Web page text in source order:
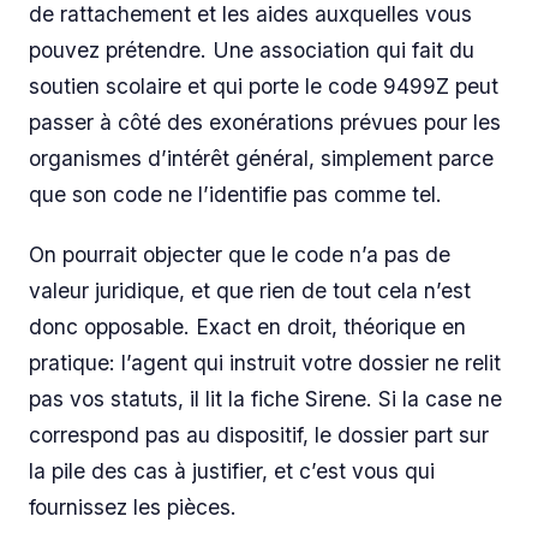
de rattachement et les aides auxquelles vous
pouvez prétendre. Une association qui fait du
soutien scolaire et qui porte le code 9499Z peut
passer à côté des exonérations prévues pour les
organismes d’intérêt général, simplement parce
que son code ne l’identifie pas comme tel.
On pourrait objecter que le code n’a pas de
valeur juridique, et que rien de tout cela n’est
donc opposable. Exact en droit, théorique en
pratique: l’agent qui instruit votre dossier ne relit
pas vos statuts, il lit la fiche Sirene. Si la case ne
correspond pas au dispositif, le dossier part sur
la pile des cas à justifier, et c’est vous qui
fournissez les pièces.